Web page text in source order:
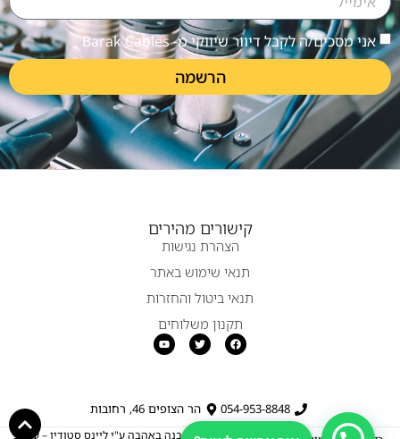
אני מסכים/ה לקבל דיוור שיווקי מ- Barak Cables
הרשמה
קישורים מהירים
הצהרת נגישות
תנאי שימוש באתר
תנאי ביטול והחזרות
תקנון משלוחים
054-953-8848 הר הצופים 46, רחובות
נבנה באהבה ע"י ליינס סטודיו –עיצוב